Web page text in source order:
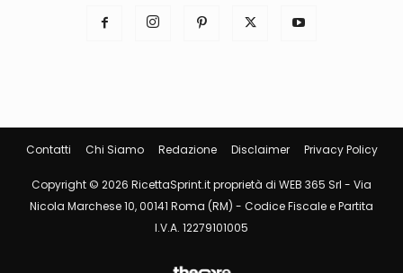
Contatti Chi Siamo Redazione Disclaimer Privacy Policy
Copyright © 2026 RicettaSprint.it proprietà di WEB 365 Srl - Via
Nicola Marchese 10, 00141 Roma (RM) - Codice Fiscale e Partita
I.V.A. 12279101005